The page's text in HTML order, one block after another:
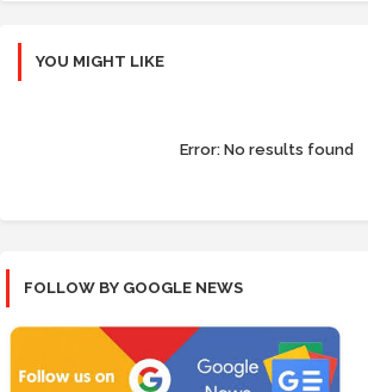
YOU MIGHT LIKE
Error: No results found
FOLLOW BY GOOGLE NEWS